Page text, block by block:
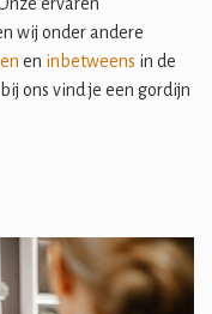
wij onder andere
en inbetweens in de
ons vind je een gordijn